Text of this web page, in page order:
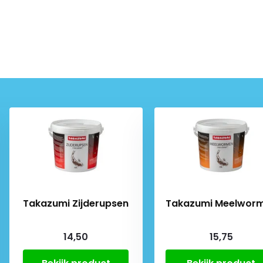
Takazumi Zijderupsen
14,50
Takazumi
15,75